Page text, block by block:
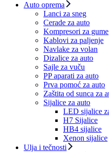
Auto oprema
Lanci za sneg
Cerade za auto
Kompresori za gume
Kablovi za paljenje
Navlake za volan
Dizalice za auto
Sajle za vuču
PP aparati za auto
Prva pomoć za auto
Zaštita od sunca za
Sijalice za auto
LED sijalice
H7 Sijalice
HB4 sijalice
Xenon sijalice
Ulja i tečnosti